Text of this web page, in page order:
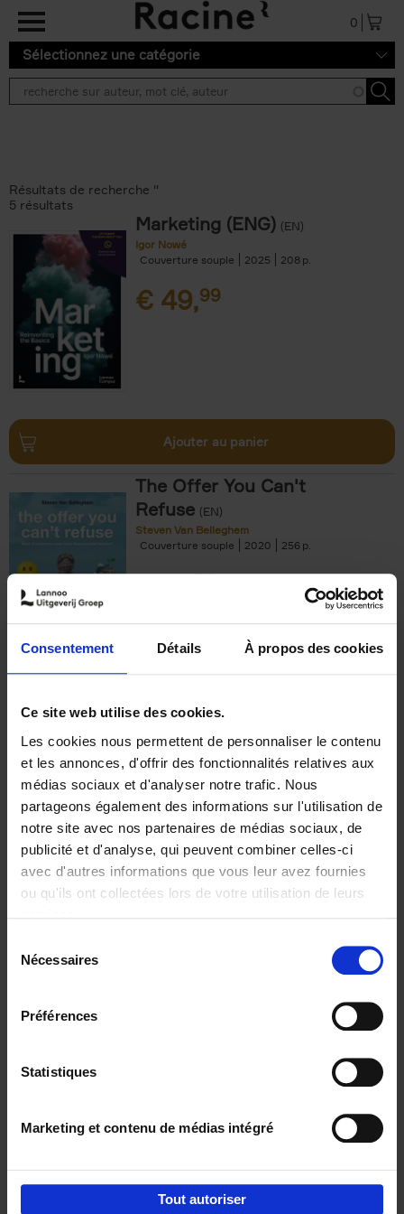
Consentement Détails À propos des cookies
Ce site web utilise des cookies.
Les cookies nous permettent de personnaliser le contenu
et les annonces, d'offrir des fonctionnalités relatives aux
médias sociaux et d'analyser notre trafic. Nous
partageons également des informations sur l'utilisation de
notre site avec nos partenaires de médias sociaux, de
publicité et d'analyse, qui peuvent combiner celles-ci
avec d'autres informations que vous leur avez fournies
ou qu'ils ont collectées lors de votre utilisation de leurs
Nécessaires
Préférences
Statistiques
Marketing et contenu de médias intégré
Tout autoriser
Aller au contenu principal
0
Sélectionnez une catégorie
Résultats de recherche ''
5 résultats
Marketing (ENG) (EN)
Igor Nowé
Couverture souple
2025 208
€ 49,99
Ajouter au panier
The Offer You Can't
Refuse (EN)
Steven Van Belleghem
Couverture souple
2020 256
€37,50
Building Bonds = Building
Business
Jochen Roef Jozefien De Feyter
Carolien Boom
Couverture souple
2025 200
€29,99
Digital marketing like a PRO -
completely revised edition (EN)